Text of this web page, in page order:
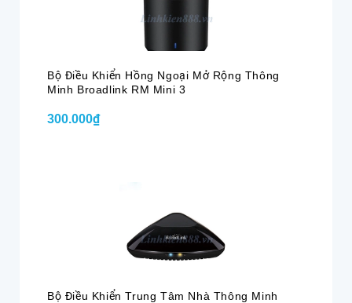
Bộ Điều Khiển Hồng Ngoại Mở Rộng Thông
Minh Broadlink RM Mini 3
300.000₫
Bộ Điều Khiển Trung Tâm Nhà Thông Minh